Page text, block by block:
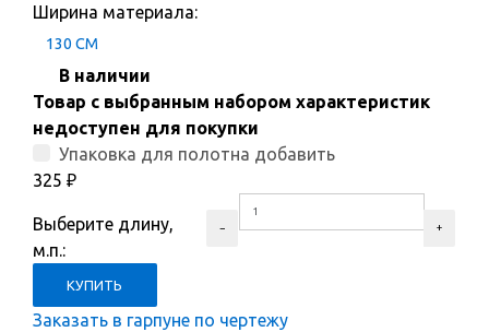
Ширина материала:
130 СМ
В наличии
Товар с выбранным набором характеристик
недоступен для покупки
Упаковка для полотна добавить
325 ₽
Выберите длину,
м.п.:
Заказать в гарпуне по чертежу